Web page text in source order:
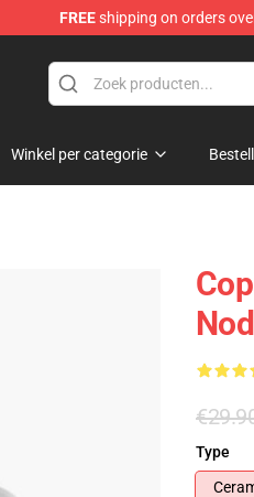
FREEshipping on orders
Winkel per categorie
Type